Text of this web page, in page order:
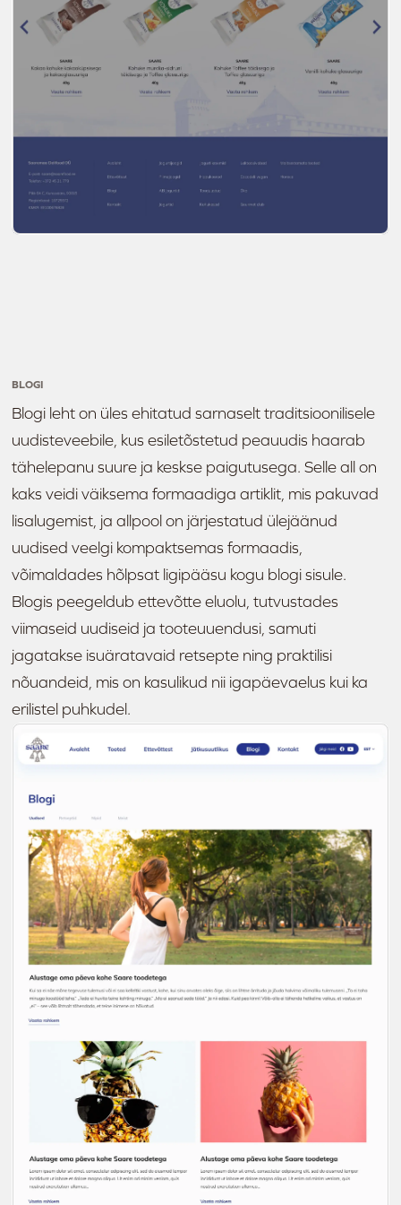
BLOGI
Blogi leht on üles ehitatud sarnaselt traditsioonilisele
uudisteveebile, kus esiletõstetud peauudis haarab
tähelepanu suure ja keskse paigutusega. Selle all on
kaks veidi väiksema formaadiga artiklit, mis pakuvad
lisalugemist, ja allpool on järjestatud ülejäänud
uudised veelgi kompaktsemas formaadis,
võimaldades hõlpsat ligipääsu kogu blogi sisule.
Blogis peegeldub ettevõtte eluolu, tutvustades
viimaseid uudiseid ja tooteuuendusi, samuti
jagatakse isuäratavaid retsepte ning praktilisi
nõuandeid, mis on kasulikud nii igapäevaelus kui ka
erilistel puhkudel.